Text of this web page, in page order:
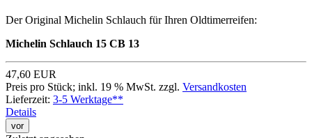
Der Original Michelin Schlauch für Ihren Oldtimerreifen:
Michelin Schlauch 15 CB 13
47,60 EUR
Preis pro Stück; inkl. 19 % MwSt. zzgl. Versandkosten
Lieferzeit: 3-5 Werktage**
Details
vor